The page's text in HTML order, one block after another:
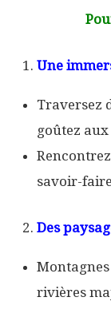
Une
Traversez
goûtez
savoir-
Des
rivières